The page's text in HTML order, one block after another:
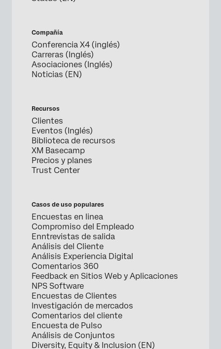
Compañía
Conferencia X4 (inglés)
Carreras (Inglés)
Asociaciones (Inglés)
Noticias (EN)
Recursos
Clientes
Eventos (Inglés)
Biblioteca de recursos
XM Basecamp
Precios y planes
Trust Center
Casos de uso populares
Encuestas en linea
Compromiso del Empleado
Enntrevistas de salida
Análisis del Cliente
Análisis Experiencia Digital
Comentarios 360
Feedback en Sitios Web y Aplicaciones
NPS Software
Encuestas de Clientes
Investigación de mercados
Comentarios del cliente
Encuesta de Pulso
Análisis de Conjuntos
Diversity, Equity & Inclusion (EN)